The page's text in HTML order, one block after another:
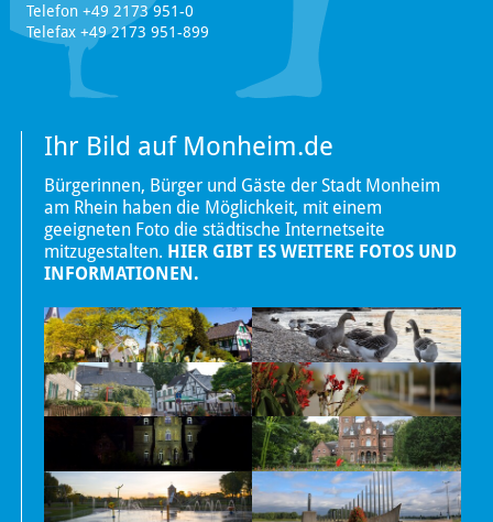
Telefon +49 2173 951-0
Telefax +49 2173 951-899
Ihr Bild auf Monheim.de
Bürgerinnen, Bürger und Gäste der Stadt Monheim
am Rhein haben die Möglichkeit, mit einem
geeigneten Foto die städtische Internetseite
mitzugestalten. HIER GIBT ES WEITERE FOTOS UND
INFORMATIONEN.